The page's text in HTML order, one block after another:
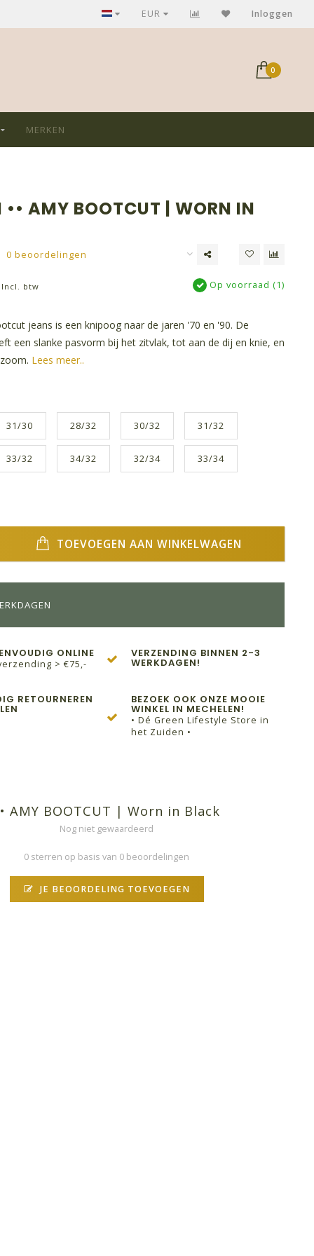
Bezoek ook onze winkel in Mechelen (z-L)
EUR Inloggen
0
MERKEN
AMY BOOTCUT | WORN IN
0 beoordelingen
Incl. btw Op voorraad (1)
jeans is een knipoog naar de jaren '70 en '90. De
een slanke pasvorm bij het zitvlak, tot aan de dij en knie, en
Lees meer..
31/30 28/32 30/32 31/32
33/32 34/32 32/34 33/34
TOEVOEGEN AAN WINKELWAGEN
ONLINE
> €75,-
VERZENDING BINNEN 2-3
WERKDAGEN!
RETOURNEREN BEZOEK OOK ONZE MOOIE
WINKEL IN MECHELEN!
• Dé Green Lifestyle Store in
het Zuiden •
AMY BOOTCUT | Worn in Black
Nog niet gewaardeerd
0 sterren op basis van 0 beoordelingen
JE BEOORDELING TOEVOEGEN